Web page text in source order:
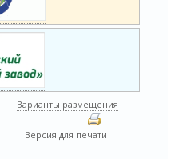
Варианты размещения
Версия для печати